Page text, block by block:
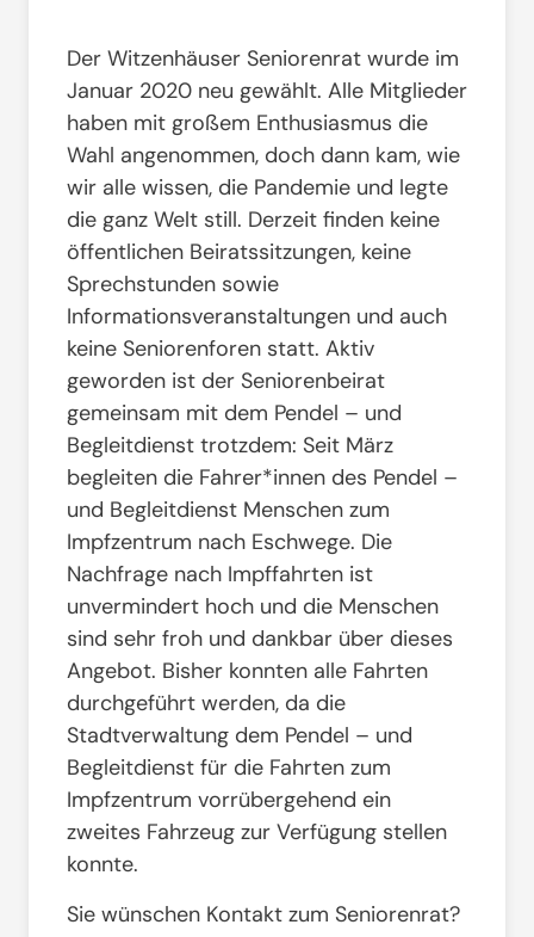
Der Witzenhäuser Seniorenrat wurde im
Januar 2020 neu gewählt. Alle Mitglieder
haben mit großem Enthusiasmus die
Wahl angenommen, doch dann kam, wie
wir alle wissen, die Pandemie und legte
die ganz Welt still. Derzeit finden keine
öffentlichen Beiratssitzungen, keine
Sprechstunden sowie
Informationsveranstaltungen und auch
keine Seniorenforen statt. Aktiv
geworden ist der Seniorenbeirat
gemeinsam mit dem Pendel – und
Begleitdienst trotzdem: Seit März
begleiten die Fahrer*innen des Pendel –
und Begleitdienst Menschen zum
Impfzentrum nach Eschwege. Die
Nachfrage nach Impffahrten ist
unvermindert hoch und die Menschen
sind sehr froh und dankbar über dieses
Angebot. Bisher konnten alle Fahrten
durchgeführt werden, da die
Stadtverwaltung dem Pendel – und
Begleitdienst für die Fahrten zum
Impfzentrum vorrübergehend ein
zweites Fahrzeug zur Verfügung stellen
konnte.
Sie wünschen Kontakt zum Seniorenrat?